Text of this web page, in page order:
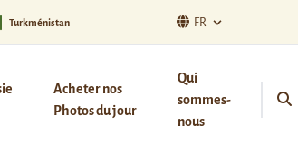
Turkménistan FR
Acheter nos
Photos du jour
Qui
sommes-
nous